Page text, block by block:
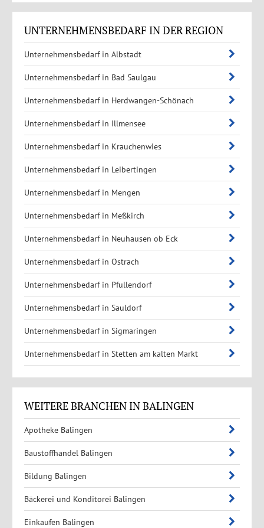
UNTERNEHMENSBEDARF IN DER REGION
Unternehmensbedarf in Albstadt
Unternehmensbedarf in Bad Saulgau
Unternehmensbedarf in Herdwangen-Schönach
Unternehmensbedarf in Illmensee
Unternehmensbedarf in Krauchenwies
Unternehmensbedarf in Leibertingen
Unternehmensbedarf in Mengen
Unternehmensbedarf in Meßkirch
Unternehmensbedarf in Neuhausen ob Eck
Unternehmensbedarf in Ostrach
Unternehmensbedarf in Pfullendorf
Unternehmensbedarf in Sauldorf
Unternehmensbedarf in Sigmaringen
Unternehmensbedarf in Stetten am kalten Markt
WEITERE BRANCHEN IN BALINGEN
Apotheke Balingen
Baustoffhandel Balingen
Bildung Balingen
Bäckerei und Konditorei Balingen
Einkaufen Balingen